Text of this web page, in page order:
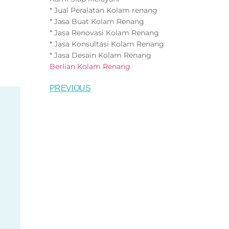
* Jual Peralatan Kolam renang
* Jasa Buat Kolam Renang
* Jasa Renovasi Kolam Renang
* Jasa Konsultasi Kolam Renang
* Jasa Desain Kolam Renang
Berlian Kolam Renang
PREVIOUS